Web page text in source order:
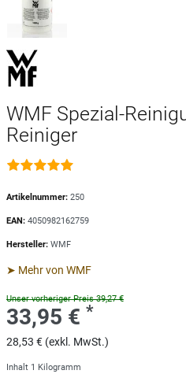
WMF Spezial-
Reiniger
Artikelnummer: 250
EAN: 4050982162759
Hersteller: WMF
➤ Mehr von WMF
Unser vorheriger Preis 39,27 €
33,95 € *
28,53 € (exkl. MwSt.)
Inhalt 1
Kilogramm